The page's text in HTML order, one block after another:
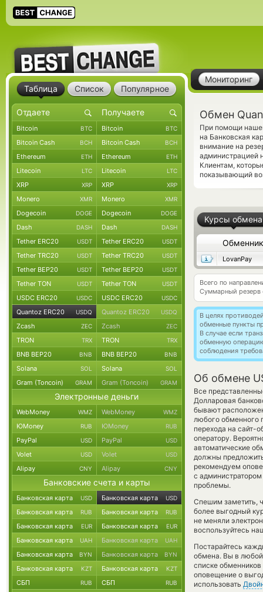
Мониторинг
Обмен
При помощи
на Банковская
внимание на
администрацией
Клиентам,
показывающий
Курсы обмена
Обменник
LovanPay
Всего по
Суммарный резерв
В целях
обменные пункты
В случае если
обменную
соблюдения
Об обмене
Все
Долларовая
бывают
любого обменного
перехода на сайт-
оператору.
автоматические
должны
рекомендуем
с
проблемы.
Спешим заметить,
более выгодный
не меняли
воспользуйтесь
Постарайтесь
обмена. Вы в
списке
оповещение о
использовать
Таблица Список Популярное
Bitcoin BTC Bitcoin BTC
Bitcoin Cash BCH Bitcoin Cash BCH
Ethereum ETH Ethereum ETH
Litecoin LTC Litecoin LTC
XRP XRP XRP XRP
Monero XMR Monero XMR
Dogecoin DOGE Dogecoin DOGE
Dash DASH Dash DASH
Tether ERC20 USDT Tether ERC20 USDT
Tether TRC20 USDT Tether TRC20 USDT
Tether BEP20 USDT Tether BEP20 USDT
Tether TON USDT Tether TON USDT
USDC ERC20 USDC USDC ERC20 USDC
Quantoz ERC20 USDQ Quantoz ERC20 USDQ
Zcash ZEC Zcash ZEC
TRON TRX TRON TRX
BNB BEP20 BNB BNB BEP20 BNB
Solana SOL Solana SOL
Gram (Toncoin) GRAM Gram (Toncoin) GRAM
Электронные деньги
WebMoney WMZ WebMoney WMZ
ЮMoney RUB ЮMoney RUB
PayPal USD PayPal USD
Volet USD Volet USD
Alipay CNY Alipay CNY
Банковские счета и карты
Банковская карта USD Банковская карта USD
Банковская карта RUB Банковская карта RUB
Банковская карта EUR Банковская карта EUR
Банковская карта UAH Банковская карта UAH
Банковская карта BYN Банковская карта BYN
Банковская карта KZT Банковская карта KZT
СБП RUB СБП RUB